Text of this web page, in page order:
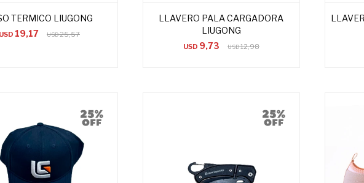
TERMICO LIUGONG
19,17 USD25,57
LLAVERO PALA CARGADORA
LIUGONG
USD 9,73 USD12,98